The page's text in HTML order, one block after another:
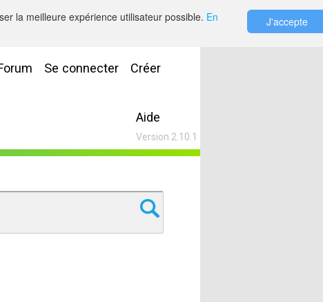
Se connecter Créer
Aide
Version 2.10.1
la meilleure expérience utilisateur possible. En
J'accepte